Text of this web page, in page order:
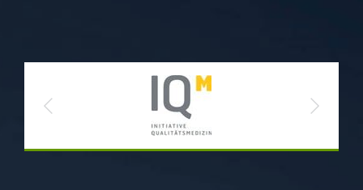
Previous Next